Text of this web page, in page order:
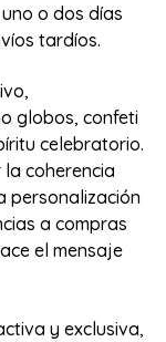
o dos días
tardíos.
globos, confeti
celebratorio.
coherencia
personalización
a compras
el mensaje
y exclusiva,